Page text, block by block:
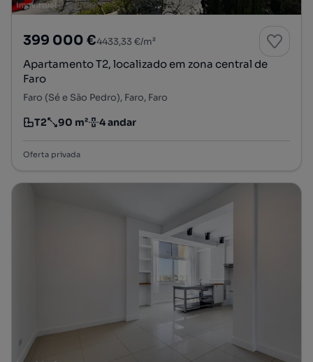
399 000 €4433,33 €/m²
Apartamento T2, localizado em zona central de
Faro
Faro (Sé e São Pedro), Faro, Faro
Tipologia
T2
Preço por metro quadrado
90 m²
Andar 4 andar
Oferta privada